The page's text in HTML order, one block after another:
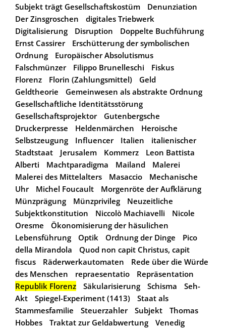
Subjekt trägt Gesellschaftskostüm
Denunziation
Der Zinsgroschen
digitales Triebwerk
Digitalisierung
Disruption
Doppelte Buchführung
Ernst Cassirer
Erschütterung der symbolischen
Ordnung
Europäischer Absolutismus
Falschmünzer
Filippo Brunelleschi
Fiskus
Florenz
Florin (Zahlungsmittel)
Geld
Geldtheorie
Gemeinwesen als abstrakte Ordnung
Gesellschaftliche Identitätsstörung
Gesellschaftsprojektor
Gutenbergsche
Druckerpresse
Heldenmärchen
Heroische
Selbstzeugung
Influencer Italien
italienischer
Stadtstaat
Jerusalem Kommerz
Leon Battista
Alberti
Machtparadigma Mailand
Malerei
Malerei des Mittelalters
Masaccio
Mechanische
Uhr
Michel Foucault
Morgenröte der Aufklärung
Münzprägung
Münzprivileg
Neuzeitliche
Subjektkonstitution
Niccolò Machiavelli
Nicole
Oresme
Ökonomisierung der häsulichen
Lebensführung
Optik Ordnung der Dinge
Pico
della Mirandola
Quod non capit Christus, capit
fiscus
Räderwerkautomaten
Rede über die Würde
des Menschen
repraesentatio
Repräsentation
Republik Florenz
Säkularisierung Schisma
Seh-
Akt
Spiegel-Experiment (1413)
Staat als
Stammesfamilie
Steuerzahler Subjekt
Thomas
Hobbes
Traktat zur Geldabwertung
Venedig